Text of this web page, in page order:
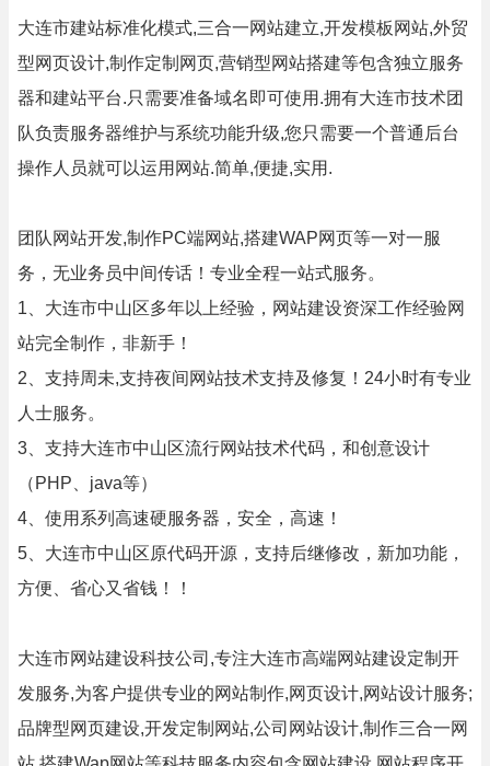
大连市建站标准化模式,三合一网站建立,开发模板网站,外贸
型网页设计,制作定制网页,营销型网站搭建等包含独立服务
器和建站平台.只需要准备域名即可使用.拥有大连市技术团
队负责服务器维护与系统功能升级,您只需要一个普通后台
操作人员就可以运用网站.简单,便捷,实用.
团队网站开发,制作PC端网站,搭建WAP网页等一对一服
务，无业务员中间传话！专业全程一站式服务。
1、大连市中山区多年以上经验，网站建设资深工作经验网
站完全制作，非新手！
2、支持周未,支持夜间网站技术支持及修复！24小时有专业
人士服务。
3、支持大连市中山区流行网站技术代码，和创意设计
（PHP、java等）
4、使用系列高速硬服务器，安全，高速！
5、大连市中山区原代码开源，支持后继修改，新加功能，
方便、省心又省钱！！
大连市网站建设科技公司,专注大连市高端网站建设定制开
发服务,为客户提供专业的网站制作,网页设计,网站设计服务;
品牌型网页建设,开发定制网站,公司网站设计,制作三合一网